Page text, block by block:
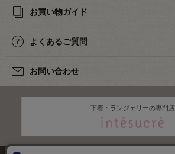
お買い物ガイド
よくあるご質問
お問い合わせ
下着・ランジェリーの専門店